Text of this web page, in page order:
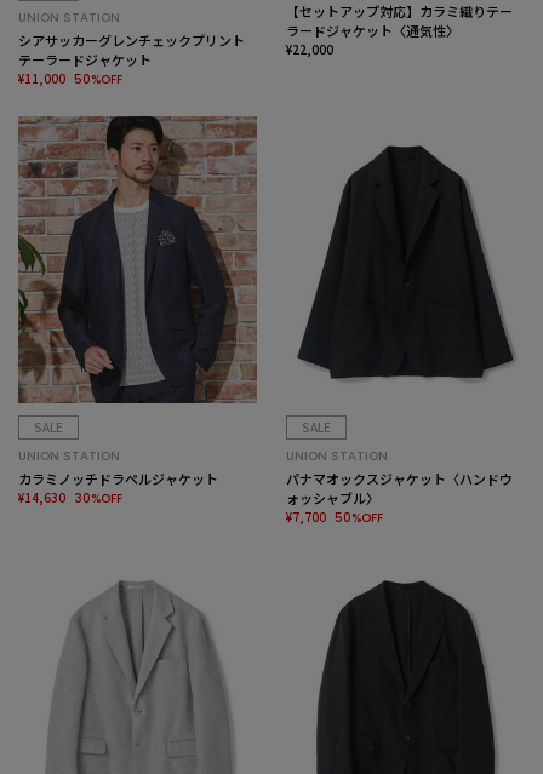
UNION STATION
シアサッカーグレンチェックプリント
テーラードジャケット
¥11,000 50%OFF
【セットアップ対応】カラミ織りテー
ラードジャケット〈通気性〉
¥22,000
SALE
UNION STATION
カラミノッチドラペルジャケット
¥14,630 30%OFF
SALE
UNION STATION
パナマオックスジャケット〈ハンドウ
ォッシャブル〉
¥7,700 50%OFF